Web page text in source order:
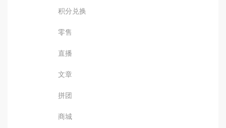
积分兑换
零售
直播
文章
拼团
商城